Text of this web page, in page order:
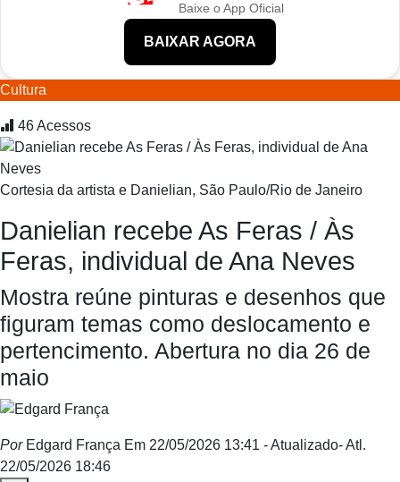
Baixe o App Oficial
BAIXAR AGORA
Cultura
46Acessos
Cortesia da artista e Danielian, São Paulo/Rio de Janeiro
Danielian recebe As Feras / Às
Feras, individual de Ana Neves
Mostra reúne pinturas e desenhos que
figuram temas como deslocamento e
pertencimento. Abertura no dia 26 de
maio
PorEdgard França Em 22/05/2026 13:41 - Atualizado- Atl.
22/05/2026 18:46